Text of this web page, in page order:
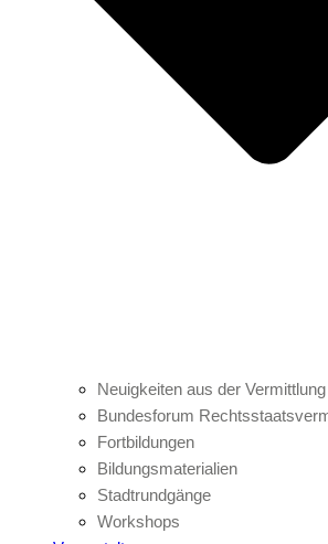
Neuigkeiten aus der Vermittlung
Bundesforum
Fortbildungen
Bildungsmaterialien
Stadtrundgänge
Workshops